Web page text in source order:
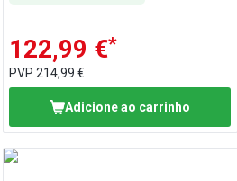
122,99 €*
PVP214,99 €
Adicione ao carrinho